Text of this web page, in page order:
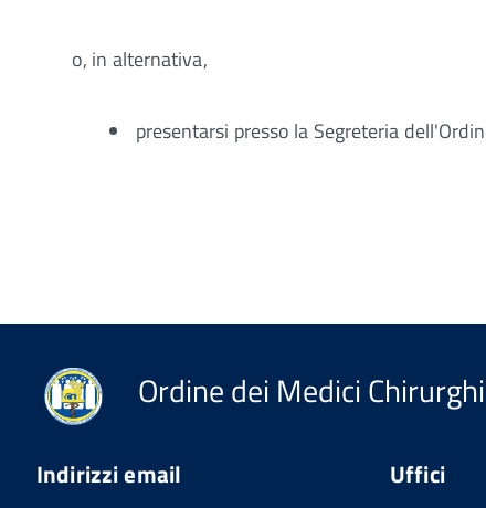
o, in alternativa,
presentarsi presso la Segreteria
Ordine dei Medici
Indirizzi email Uffici